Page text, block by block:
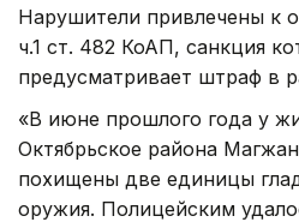
Нарушители привлечены к
ч.1 ст. 482 КоАП, санкция
предусматривает штраф в
«В июне прошлого года у
Октябрьское района
похищены две единицы
оружия. Полицейским